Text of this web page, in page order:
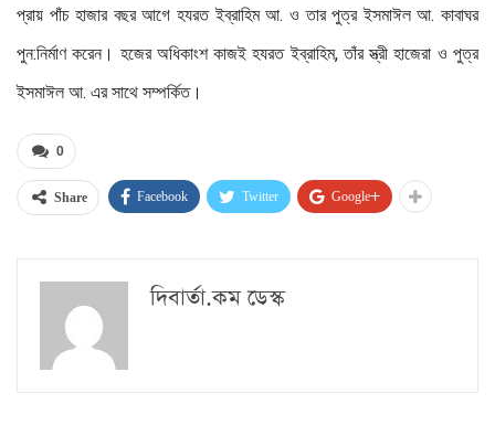
প্রায় পাঁচ হাজার বছর আগে হযরত ইব্রাহিম আ. ও তার পুত্র ইসমাঈল আ. কাবাঘর
পুন:নির্মাণ করেন। হজের অধিকাংশ কাজই হযরত ইব্রাহিম, তাঁর স্ত্রী হাজেরা ও পুত্র
ইসমাঈল আ. এর সাথে সম্পর্কিত।
0
Share Facebook Twitter Google+
দিবার্তা.কম ডেস্ক